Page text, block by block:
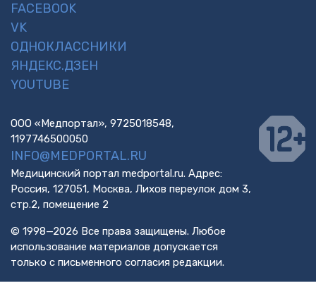
FACEBOOK
VK
ОДНОКЛАССНИКИ
ЯНДЕКС.ДЗЕН
YOUTUBE
ООО «Медпортал», 9725018548,
1197746500050
INFO@MEDPORTAL.RU
Медицинский портал medportal.ru. Адрес:
Россия, 127051, Москва, Лихов переулок дом 3,
стр.2, помещение 2
© 1998—2026 Все права защищены. Любое
использование материалов допускается
только с письменного согласия редакции.